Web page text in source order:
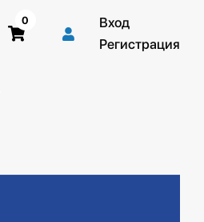
0
Вход
Регистрация